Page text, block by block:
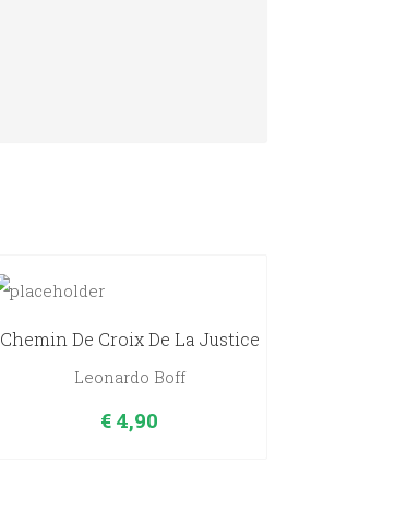
Chemin De Croix De La Justice
Leonardo Boff
€ 4,90